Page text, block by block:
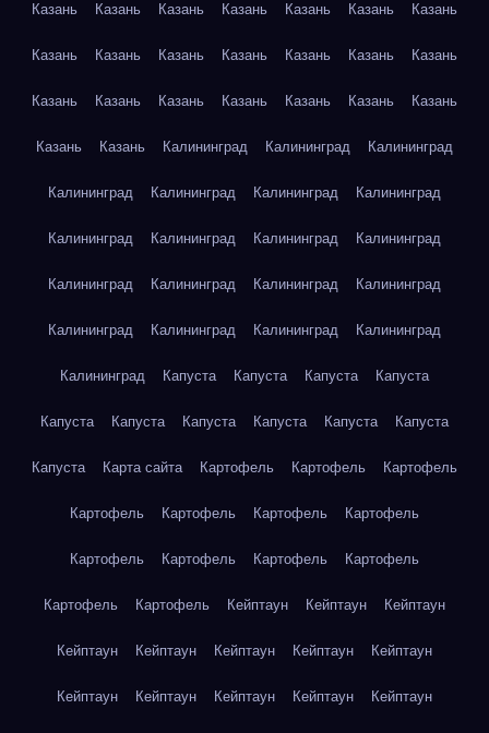
Казань Казань Казань Казань Казань Казань Казань
Казань Казань Казань Казань Казань Казань Казань
Казань Казань Казань Казань Казань Казань Казань
Казань Казань Калининград Калининград Калининград
Калининград Калининград Калининград Калининград
Калининград Калининград Калининград Калининград
Калининград Калининград Калининград Калининград
Калининград Калининград Калининград Калининград
Калининград Капуста Капуста Капуста Капуста
Капуста Капуста Капуста Капуста Капуста Капуста
Капуста Карта сайта Картофель Картофель Картофель
Картофель Картофель Картофель Картофель
Картофель Картофель Картофель Картофель
Картофель Картофель Кейптаун Кейптаун Кейптаун
Кейптаун Кейптаун Кейптаун Кейптаун Кейптаун
Кейптаун Кейптаун Кейптаун Кейптаун Кейптаун